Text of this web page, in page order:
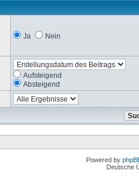
Ja Nein
Aufsteigend
Absteigend
Powered by
Deutsche